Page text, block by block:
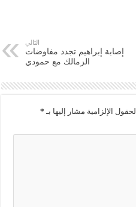
التالي
إصابة إبراهيم تجدد مفاوضات
الزمالك مع حمودي
الحقول الإلزامية مشار إليها بـ *